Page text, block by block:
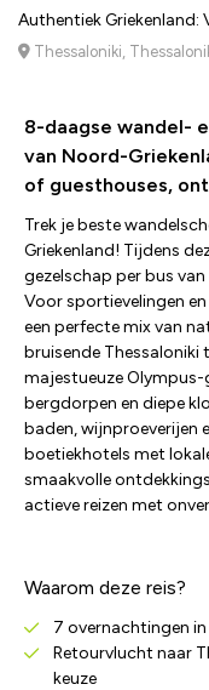
Authentiek Griekenland:
Thessaloniki,
8-daagse wandel-
van Noord-
of guesthouses,
Trek je beste
Griekenland! Tijdens
gezelschap per bus
Voor sportievelingen
een perfecte mix van
bruisende Thessaloniki
majestueuze
bergdorpen en diepe
baden, wijnproeverijen
boetiekhotels met
smaakvolle
actieve reizen met
Waarom deze reis?
7 overnachtingen
Retourvlucht naar
keuze